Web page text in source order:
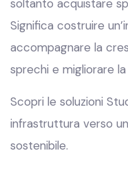
soltanto acquistare
Significa costruire
accompagnare la
sprechi e migliorare
Scopri le soluzioni
infrastruttura verso
sostenibile.